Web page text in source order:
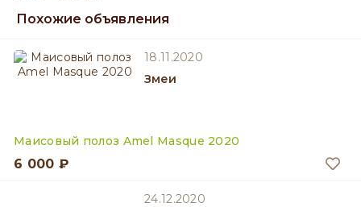
Похожие объявления
18.11.2020
Змеи
Маисовый полоз Amel Masque 2020
6 000 ₽
24.12.2020